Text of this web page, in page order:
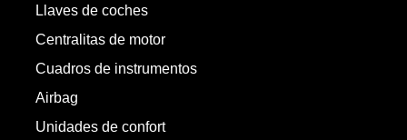
Llaves de coches
Centralitas de motor
Cuadros de instrumentos
Airbag
Unidades de confort